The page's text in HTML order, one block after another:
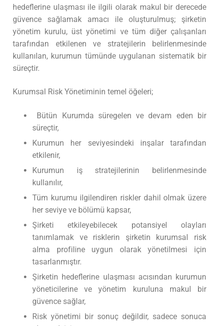
hedeflerine ulaşması ile ilgili olarak makul bir derecede
güvence sağlamak amacı ile oluşturulmuş; şirketin
yönetim kurulu, üst yönetimi ve tüm diğer çalışanları
tarafından etkilenen ve stratejilerin belirlenmesinde
kullanılan, kurumun tümünde uygulanan sistematik bir
süreçtir.
Kurumsal Risk Yönetiminin temel öğeleri;
Bütün Kurumda süregelen ve devam eden bir
süreçtir,
Kurumun her seviyesindeki inşalar tarafından
etkilenir,
Kurumun iş stratejilerinin belirlenmesinde
kullanılır,
Tüm kurumu ilgilendiren riskler dahil olmak üzere
her seviye ve bölümü kapsar,
Şirketi etkileyebilecek potansiyel olayları
tanımlamak ve risklerin şirketin kurumsal risk
alma profiline uygun olarak yönetilmesi için
tasarlanmıştır.
Şirketin hedeflerine ulaşması acısından kurumun
yöneticilerine ve yönetim kuruluna makul bir
güvence sağlar,
Risk yönetimi bir sonuç değildir, sadece sonuca